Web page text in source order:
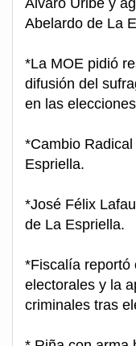
Abelardo de La
*La MOE pidió
difusión del
en las
*Cambio
Espriella.
*José Félix
de La Espriella.
*Fiscalía reportó
electorales y la
criminales tras